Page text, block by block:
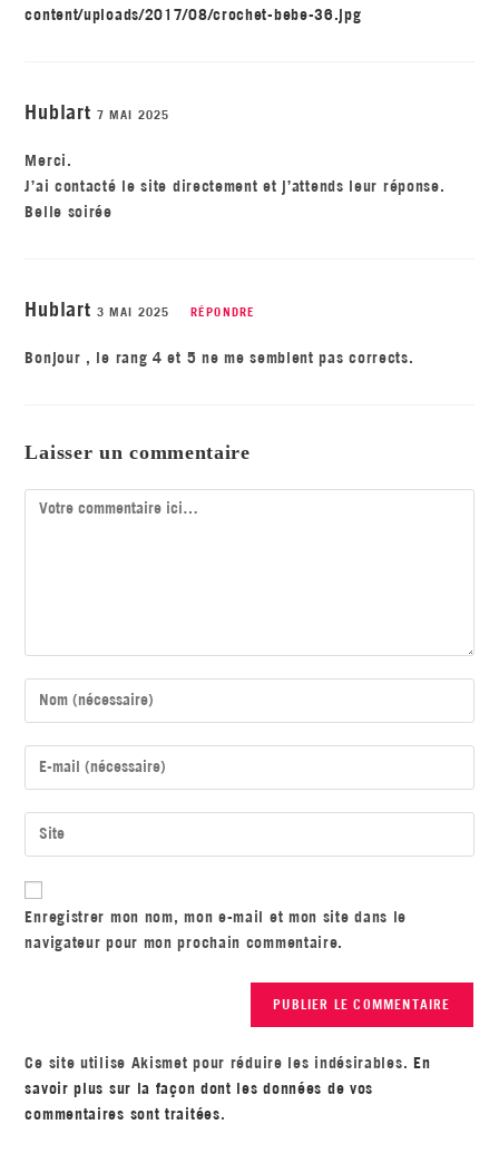
content/uploads/2017/08/crochet-bebe-36.jpg
Hublart 7 MAI 2025
Merci.
J’ai contacté le site directement et j’attends leur réponse.
Belle soirée
Hublart 3 MAI 2025 RÉPONDRE
Bonjour , le rang 4 et 5 ne me semblent pas corrects.
Laisser un commentaire
Enregistrer mon nom, mon e-mail et mon site dans le
navigateur pour mon prochain commentaire.
Ce site utilise Akismet pour réduire les indésirables. En
savoir plus sur la façon dont les données de vos
commentaires sont traitées.